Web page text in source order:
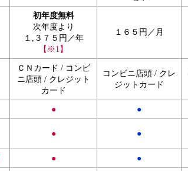
初年度無料
次年度より
１,３７５円／年
【※1】
１６５円／月
ＣＮカード / コンビ
ニ店頭 / クレジット
カード
コンビニ店頭 / クレ
ジットカード
● ●
● ●
● ●